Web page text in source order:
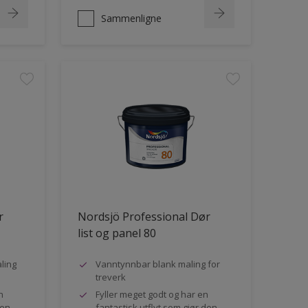
Sammenligne
Nordsjö Professional Dør
list og panel 80
Vanntynnbar blank maling for
treverk
Fyller meget godt og har en